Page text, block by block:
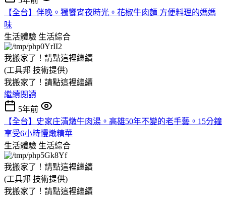
【全台】伴晚。獨饗宵夜時光。花椒牛肉麵 方便料理的媽媽
味
生活體驗 生活綜合
我搬家了！請點這裡繼續
(工具邦 技術提供)
我搬家了！請點這裡繼續
繼續閱讀
5年前
【全台】史家庄清燉牛肉湯。高雄50年不變的老手藝。15分鐘
享受6小時慢燉精華
生活體驗 生活綜合
我搬家了！請點這裡繼續
(工具邦 技術提供)
我搬家了！請點這裡繼續